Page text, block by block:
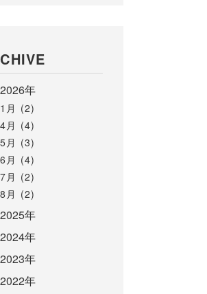
2026年
1月 (2)
4月 (4)
5月 (3)
6月 (4)
7月 (2)
8月 (2)
2025年
2024年
2023年
2022年